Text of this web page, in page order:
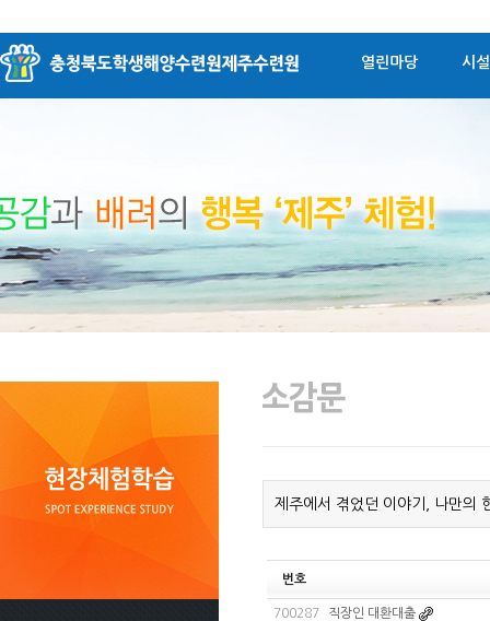
열린마당 시
제주에서 겪었던 이야기, 나만의
번호
700287 직장인 대환대출